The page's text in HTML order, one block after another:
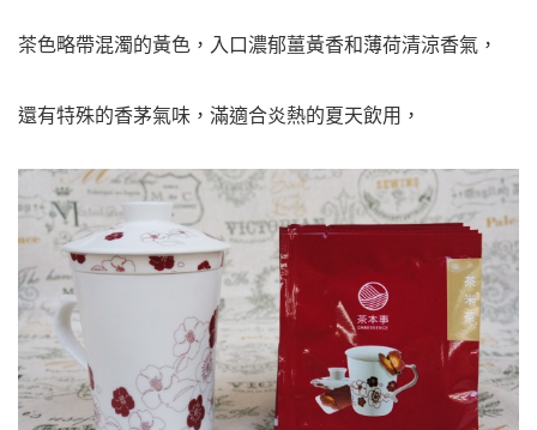
茶色略帶混濁的黃色，入口濃郁薑黃香和薄荷清涼香氣，
還有特殊的香茅氣味，滿適合炎熱的夏天飲用，